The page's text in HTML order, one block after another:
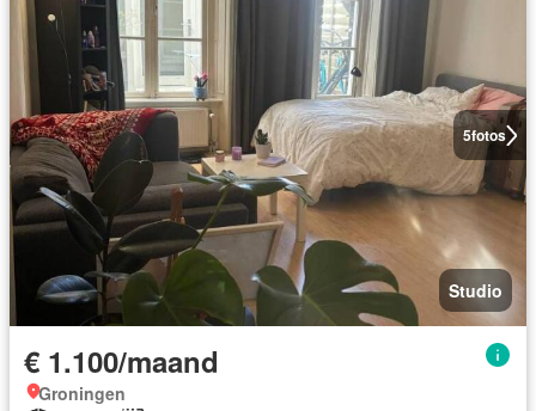
5fotos
Studio
€ 1.100/maand
Groningen